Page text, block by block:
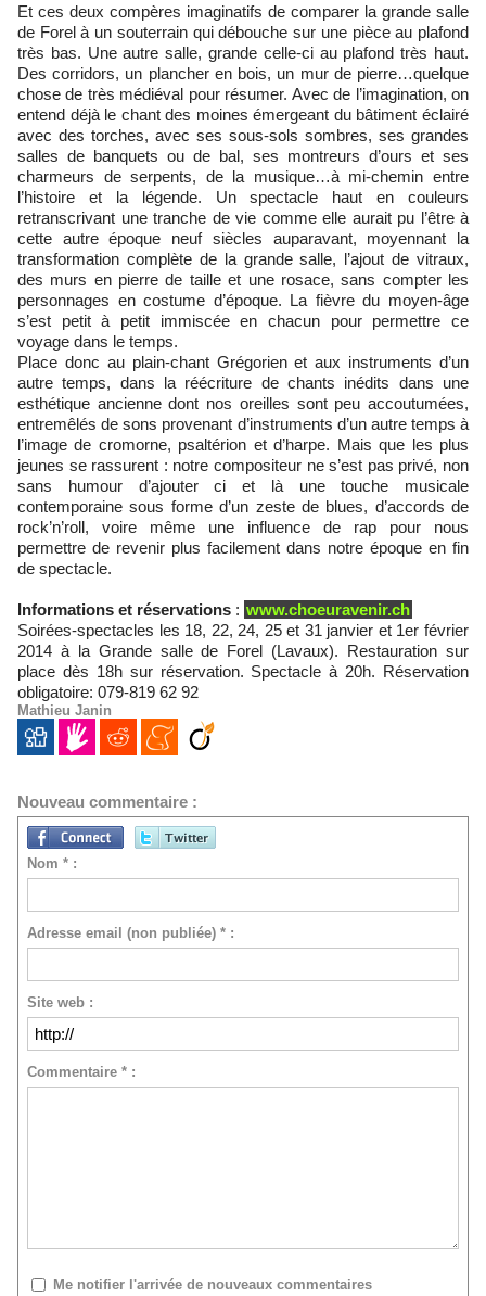
Et ces deux compères imaginatifs de comparer la grande salle
de Forel à un souterrain qui débouche sur une pièce au plafond
très bas. Une autre salle, grande celle-ci au plafond très haut.
Des corridors, un plancher en bois, un mur de pierre…quelque
chose de très médiéval pour résumer. Avec de l’imagination, on
entend déjà le chant des moines émergeant du bâtiment éclairé
avec des torches, avec ses sous-sols sombres, ses grandes
salles de banquets ou de bal, ses montreurs d’ours et ses
charmeurs de serpents, de la musique…à mi-chemin entre
l’histoire et la légende. Un spectacle haut en couleurs
retranscrivant une tranche de vie comme elle aurait pu l’être à
cette autre époque neuf siècles auparavant, moyennant la
transformation complète de la grande salle, l’ajout de vitraux,
des murs en pierre de taille et une rosace, sans compter les
personnages en costume d’époque. La fièvre du moyen-âge
s’est petit à petit immiscée en chacun pour permettre ce
voyage dans le temps.
Place donc au plain-chant Grégorien et aux instruments d’un
autre temps, dans la réécriture de chants inédits dans une
esthétique ancienne dont nos oreilles sont peu accoutumées,
entremêlés de sons provenant d’instruments d’un autre temps à
l’image de cromorne, psaltérion et d’harpe. Mais que les plus
jeunes se rassurent : notre compositeur ne s’est pas privé, non
sans humour d’ajouter ci et là une touche musicale
contemporaine sous forme d’un zeste de blues, d’accords de
rock’n’roll, voire même une influence de rap pour nous
permettre de revenir plus facilement dans notre époque en fin
de spectacle.
Informations et réservations : www.choeuravenir.ch
Soirées-spectacles les 18, 22, 24, 25 et 31 janvier et 1er février
2014 à la Grande salle de Forel (Lavaux). Restauration sur
place dès 18h sur réservation. Spectacle à 20h. Réservation
obligatoire: 079-819 62 92
Mathieu Janin
Nouveau commentaire :
Nom * :
Adresse email (non publiée) * :
Site web :
Commentaire * :
Me notifier l'arrivée de nouveaux commentaires